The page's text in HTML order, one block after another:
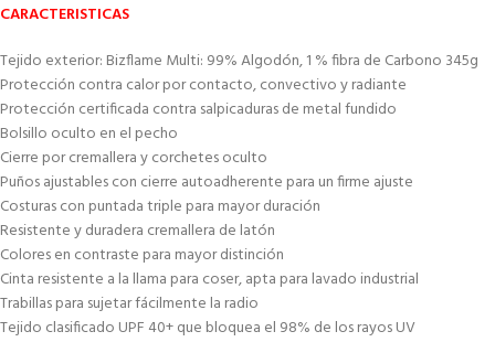
CARACTERISTICAS
Tejido exterior: Bizflame Multi: 99% Algodón, 1 % fibra de Carbono 345g
Protección contra calor por contacto, convectivo y radiante
Protección certificada contra salpicaduras de metal fundido
Bolsillo oculto en el pecho
Cierre por cremallera y corchetes oculto
Puños ajustables con cierre autoadherente para un firme ajuste
Costuras con puntada triple para mayor duración
Resistente y duradera cremallera de latón
Colores en contraste para mayor distinción
Cinta resistente a la llama para coser, apta para lavado industrial
Trabillas para sujetar fácilmente la radio
Tejido clasificado UPF 40+ que bloquea el 98% de los rayos UV